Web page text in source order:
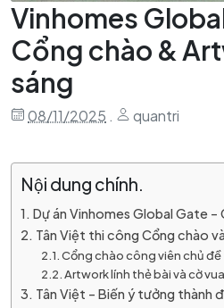
Vinhomes
Cổng chào &
sáng
08/11/2025 . quantri
Nội dung chính.
Dự án Vinhomes Global Gate –
Tân Việt thi công Cổng chào
Cổng chào công viên chủ đề
Artwork lính thẻ bài và cờ
Tân Việt – Biến ý tưởng thành